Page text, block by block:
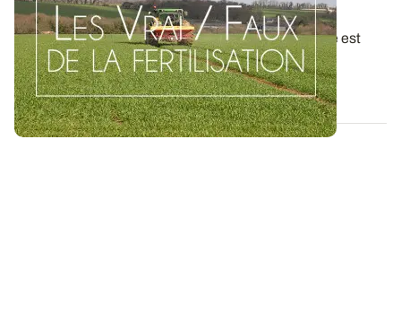
feuilles
Pour les apports en fin de montaison, l’azote liquide est
moins efficace que les autres...
07 MAI 2015